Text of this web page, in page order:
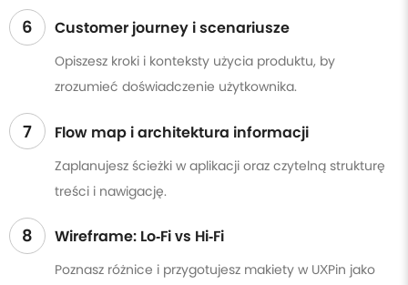
6 Customer journey i scenariusze
Opiszesz kroki i konteksty użycia produktu, by
zrozumieć doświadczenie użytkownika.
7 Flow map i architektura informacji
Zaplanujesz ścieżki w aplikacji oraz czytelną strukturę
treści i nawigację.
8 Wireframe: Lo‑Fi vs Hi‑Fi
Poznasz różnice i przygotujesz makiety w UXPin jako